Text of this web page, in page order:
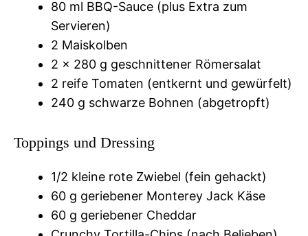
80 ml BBQ-Sauce (plus Extra zum
Servieren)
2 Maiskolben
2 x 280 g geschnittener Römersalat
2 reife Tomaten (entkernt und gewürfelt)
240 g schwarze Bohnen (abgetropft)
Toppings und Dressing
1/2 kleine rote Zwiebel (fein gehackt)
60 g geriebener Monterey Jack Käse
60 g geriebener Cheddar